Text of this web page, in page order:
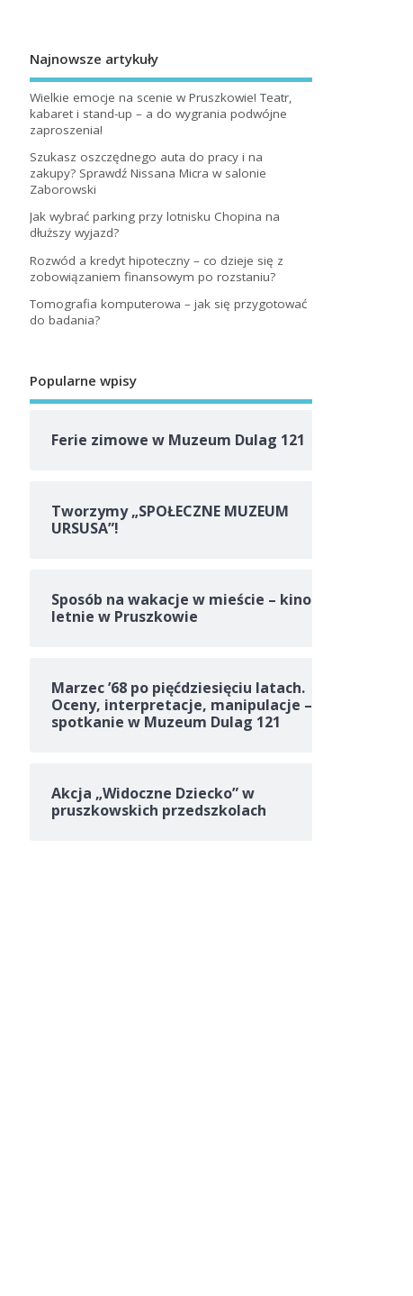
Najnowsze artykuły
Wielkie emocje na scenie w Pruszkowie! Teatr,
kabaret i stand-up – a do wygrania podwójne
zaproszenia!
Szukasz oszczędnego auta do pracy i na
zakupy? Sprawdź Nissana Micra w salonie
Zaborowski
Jak wybrać parking przy lotnisku Chopina na
dłuższy wyjazd?
Rozwód a kredyt hipoteczny – co dzieje się z
zobowiązaniem finansowym po rozstaniu?
Tomografia komputerowa – jak się przygotować
do badania?
Popularne wpisy
Ferie zimowe w Muzeum Dulag 121
Tworzymy „SPOŁECZNE MUZEUM
URSUSA”!
Sposób na wakacje w mieście – kino
letnie w Pruszkowie
Marzec ’68 po pięćdziesięciu latach.
Oceny, interpretacje, manipulacje –
spotkanie w Muzeum Dulag 121
Akcja „Widoczne Dziecko” w
pruszkowskich przedszkolach